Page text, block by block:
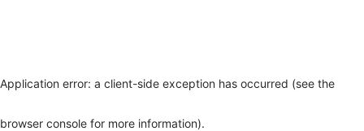
Application error: a client-side exception has occurred (see the
browser console for more information).